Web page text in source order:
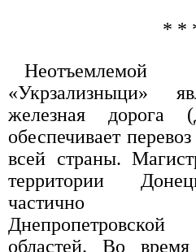
* *
Неотъемлемой
«Укрзализныци»
железная дорога
обеспечивает
всей страны.
территории
частично
областей. Во время